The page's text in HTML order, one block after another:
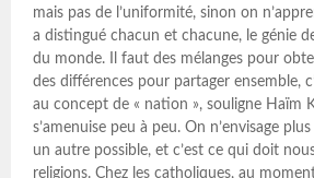
mais pas de l’uniformité, sinon on
a distingué chacun et chacune, le génie
du monde. Il faut des mélanges pour
des différences pour partager ensemble,
au concept de « nation », souligne Haïm
s’amenuise peu à peu. On n’envisage
un autre possible, et c’est ce qui doit
religions. Chez les catholiques, au